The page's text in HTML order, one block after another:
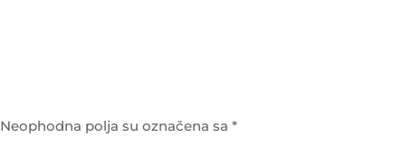
Neophodna polja su označena sa*